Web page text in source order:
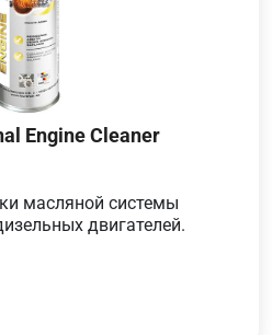
Engine Cleaner
масляной системы
двигателей.